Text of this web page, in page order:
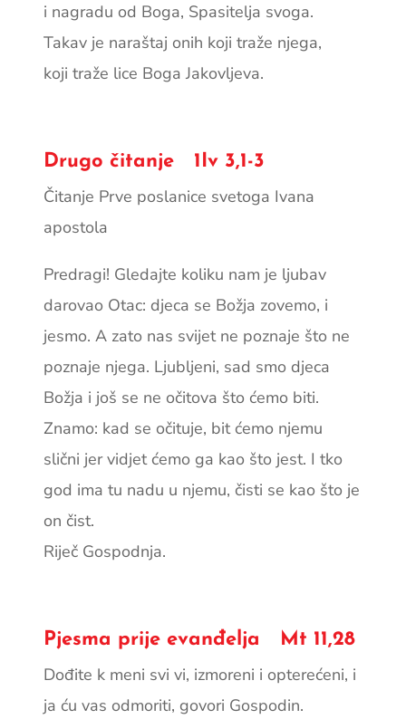
i nagradu od Boga, Spasitelja svoga.
Takav je naraštaj onih koji traže njega,
koji traže lice Boga Jakovljeva.
Drugo čitanje 1Iv 3,1-3
Čitanje Prve poslanice svetoga Ivana
apostola
Predragi! Gledajte koliku nam je ljubav
darovao Otac: djeca se Božja zovemo, i
jesmo. A zato nas svijet ne poznaje što ne
poznaje njega. Ljubljeni, sad smo djeca
Božja i još se ne očitova što ćemo biti.
Znamo: kad se očituje, bit ćemo njemu
slični jer vidjet ćemo ga kao što jest. I tko
god ima tu nadu u njemu, čisti se kao što je
on čist.
Riječ Gospodnja.
Pjesma prije evanđelja Mt 11,28
Dođite k meni svi vi, izmoreni i opterećeni, i
ja ću vas odmoriti, govori Gospodin.